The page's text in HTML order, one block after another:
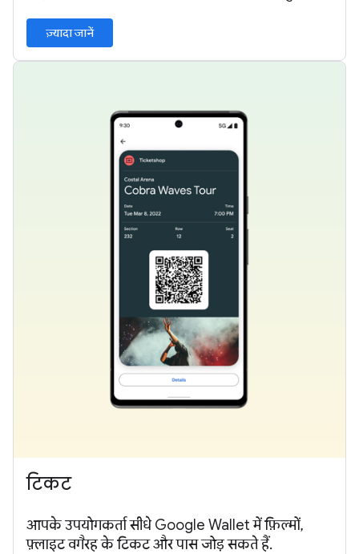
ज़्यादा जानें
टिकट
आपके उपयोगकर्ता सीधे Google Wallet में फ़िल्मों,
फ़्लाइट वगैरह के टिकट और पास जोड़ सकते हैं.